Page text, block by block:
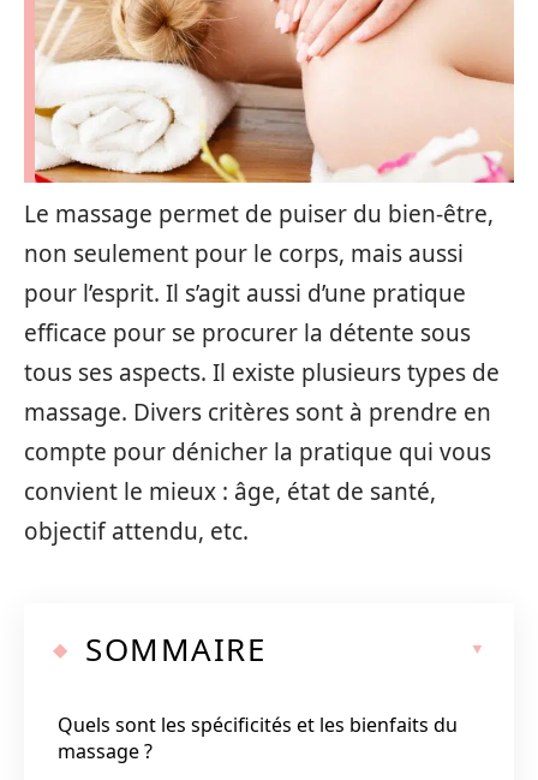
Le massage permet de puiser du bien-être,
non seulement pour le corps, mais aussi
pour l’esprit. Il s’agit aussi d’une pratique
efficace pour se procurer la détente sous
tous ses aspects. Il existe plusieurs types de
massage. Divers critères sont à prendre en
compte pour dénicher la pratique qui vous
convient le mieux : âge, état de santé,
objectif attendu, etc.
SOMMAIRE
Quels sont les spécificités et les bienfaits du
massage ?